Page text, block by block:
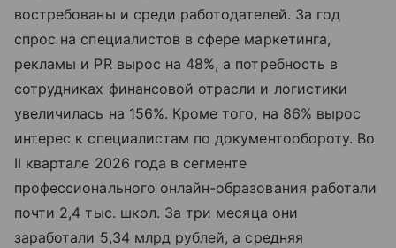
востребованы и среди работодателей. За год
спрос на специалистов в сфере маркетинга,
рекламы и PR вырос на 48%, а потребность в
сотрудниках финансовой отрасли и логистики
увеличилась на 156%. Кроме того, на 86% вырос
интерес к специалистам по документообороту. Во
II квартале 2026 года в сегменте
профессионального онлайн-образования работали
почти 2,4 тыс. школ. За три месяца они
заработали 5,34 млрд рублей, а средняя